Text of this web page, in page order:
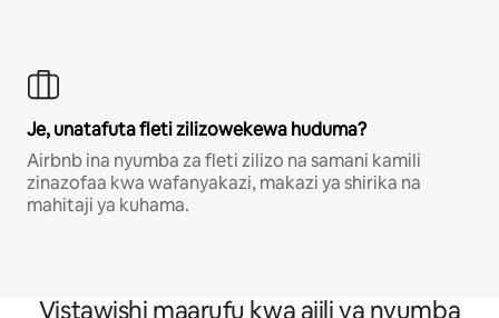
Je, unatafuta fleti zilizowekewa huduma?
Airbnb ina nyumba za fleti zilizo na samani kamili
zinazofaa kwa wafanyakazi, makazi ya shirika na
mahitaji ya kuhama.
Vistawishi maarufu kwa ajili ya nyumba